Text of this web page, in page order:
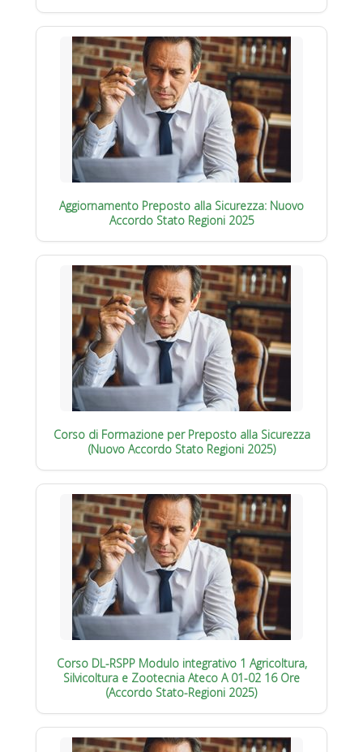
Aggiornamento Preposto alla Sicurezza: Nuovo
Accordo Stato Regioni 2025
Corso di Formazione per Preposto alla Sicurezza
(Nuovo Accordo Stato Regioni 2025)
Corso DL-RSPP Modulo integrativo 1 Agricoltura,
Silvicoltura e Zootecnia Ateco A 01-02 16 Ore
(Accordo Stato-Regioni 2025)